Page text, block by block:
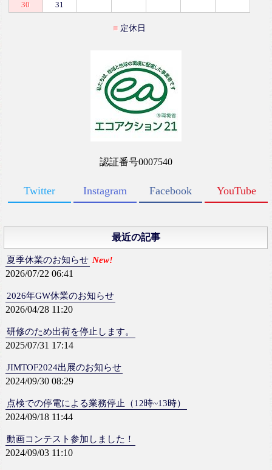
30
31
定休日
認証番号0007540
Twitter Instagram Facebook YouTube
最近の記事
夏季休業のお知らせ New!
2026/07/22 06:41
2026年GW休業のお知らせ
2026/04/28 11:20
研修のため出荷を停止します。
2025/07/31 17:14
JIMTOF2024出展のお知らせ
2024/09/30 08:29
点検での停電による業務停止（12時~13時）
2024/09/18 11:44
動画コンテスト参加しました！
2024/09/03 11:10